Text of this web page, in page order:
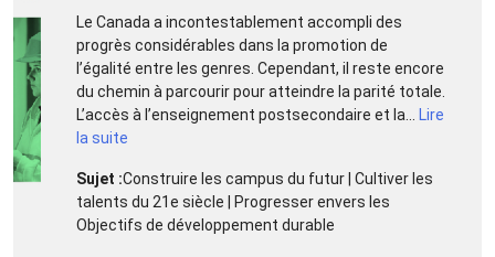
Le Canada a incontestablement accompli des
progrès considérables dans la promotion de
l’égalité entre les genres. Cependant, il reste encore
du chemin à parcourir pour atteindre la parité totale.
L’accès à l’enseignement postsecondaire et la...
Lire
la suite
Sujet :Construire les campus du futur | Cultiver les
talents du 21e siècle | Progresser envers les
Objectifs de développement durable